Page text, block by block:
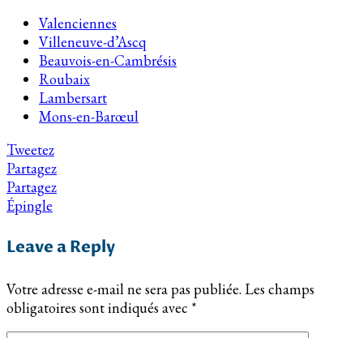
Valenciennes
Villeneuve-d’Ascq
Beauvois-en-Cambrésis
Roubaix
Lambersart
Mons-en-Barœul
Tweetez
Partagez
Partagez
Épingle
Leave a Reply
Votre adresse e-mail ne sera pas publiée. Les champs
obligatoires sont indiqués avec *